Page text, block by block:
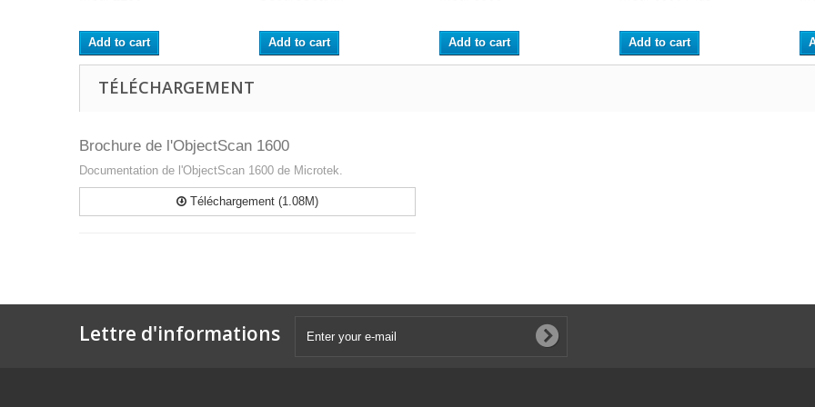
Add to cart Add to cart Add to cart Add to cart
TÉLÉCHARGEMENT
Brochure de l'ObjectScan 1600
Documentation de l'ObjectScan 1600 de Microtek.
Téléchargement (1.08M)
Lettre d'informations